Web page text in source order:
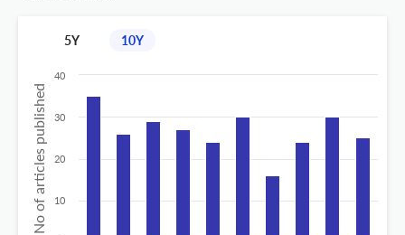
5Y 10Y
No of articles published 10
20
30
40